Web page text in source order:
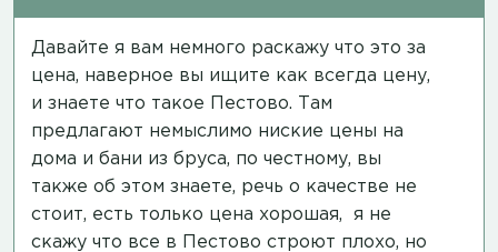
Давайте я вам немного раскажу что это за
цена, наверное вы ищите как всегда цену,
и знаете что такое Пестово. Там
предлагают немыслимо ниские цены на
дома и бани из бруса, по честному, вы
также об этом знаете, речь о качестве не
стоит, есть только цена хорошая, я не
скажу что все в Пестово строют плохо, но